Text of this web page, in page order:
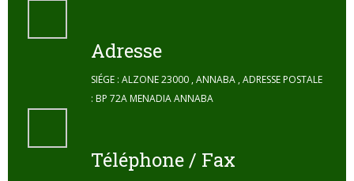
Adresse
SIÉGE : ALZONE 23000 , ANNABA , ADRESSE POSTALE
: BP 72A MENADIA ANNABA
Téléphone / Fax